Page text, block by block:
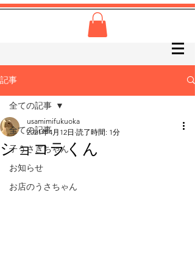
記事
全ての記事
子うさぎちゃん
お知らせ
お店のうさちゃん
全ての記事
ショコラくん
usamimifukuoka
2021年4月12日 読了時間: 1分